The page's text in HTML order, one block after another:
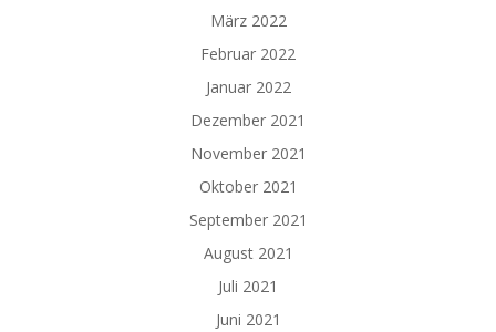
März 2022
Februar 2022
Januar 2022
Dezember 2021
November 2021
Oktober 2021
September 2021
August 2021
Juli 2021
Juni 2021